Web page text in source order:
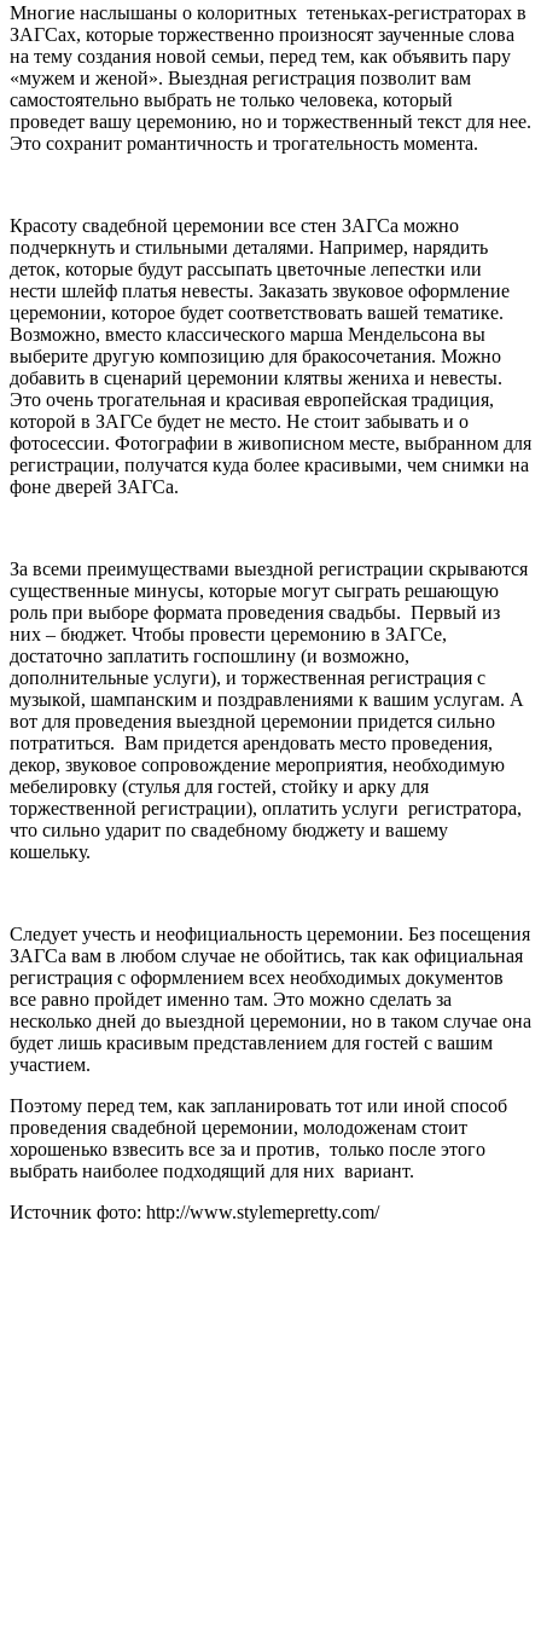
Многие наслышаны о колоритных тетеньках-регистраторах в
ЗАГСах, которые торжественно произносят заученные слова
на тему создания новой семьи, перед тем, как объявить пару
«мужем и женой». Выездная регистрация позволит вам
самостоятельно выбрать не только человека, который
проведет вашу церемонию, но и торжественный текст для нее.
Это сохранит романтичность и трогательность момента.
Красоту свадебной церемонии все стен ЗАГСа можно
подчеркнуть и стильными деталями. Например, нарядить
деток, которые будут рассыпать цветочные лепестки или
нести шлейф платья невесты. Заказать звуковое оформление
церемонии, которое будет соответствовать вашей тематике.
Возможно, вместо классического марша Мендельсона вы
выберите другую композицию для бракосочетания. Можно
добавить в сценарий церемонии клятвы жениха и невесты.
Это очень трогательная и красивая европейская традиция,
которой в ЗАГСе будет не место. Не стоит забывать и о
фотосессии. Фотографии в живописном месте, выбранном для
регистрации, получатся куда более красивыми, чем снимки на
фоне дверей ЗАГСа.
За всеми преимуществами выездной регистрации скрываются
существенные минусы, которые могут сыграть решающую
роль при выборе формата проведения свадьбы. Первый из
них – бюджет. Чтобы провести церемонию в ЗАГСе,
достаточно заплатить госпошлину (и возможно,
дополнительные услуги), и торжественная регистрация с
музыкой, шампанским и поздравлениями к вашим услугам. А
вот для проведения выездной церемонии придется сильно
потратиться. Вам придется арендовать место проведения,
декор, звуковое сопровождение мероприятия, необходимую
мебелировку (стулья для гостей, стойку и арку для
торжественной регистрации), оплатить услуги регистратора,
что сильно ударит по свадебному бюджету и вашему
кошельку.
Следует учесть и неофициальность церемонии. Без посещения
ЗАГСа вам в любом случае не обойтись, так как официальная
регистрация с оформлением всех необходимых документов
все равно пройдет именно там. Это можно сделать за
несколько дней до выездной церемонии, но в таком случае она
будет лишь красивым представлением для гостей с вашим
участием.
Поэтому перед тем, как запланировать тот или иной способ
проведения свадебной церемонии, молодоженам стоит
хорошенько взвесить все за и против, только после этого
выбрать наиболее подходящий для них вариант.
Источник фото: http://www.stylemepretty.com/